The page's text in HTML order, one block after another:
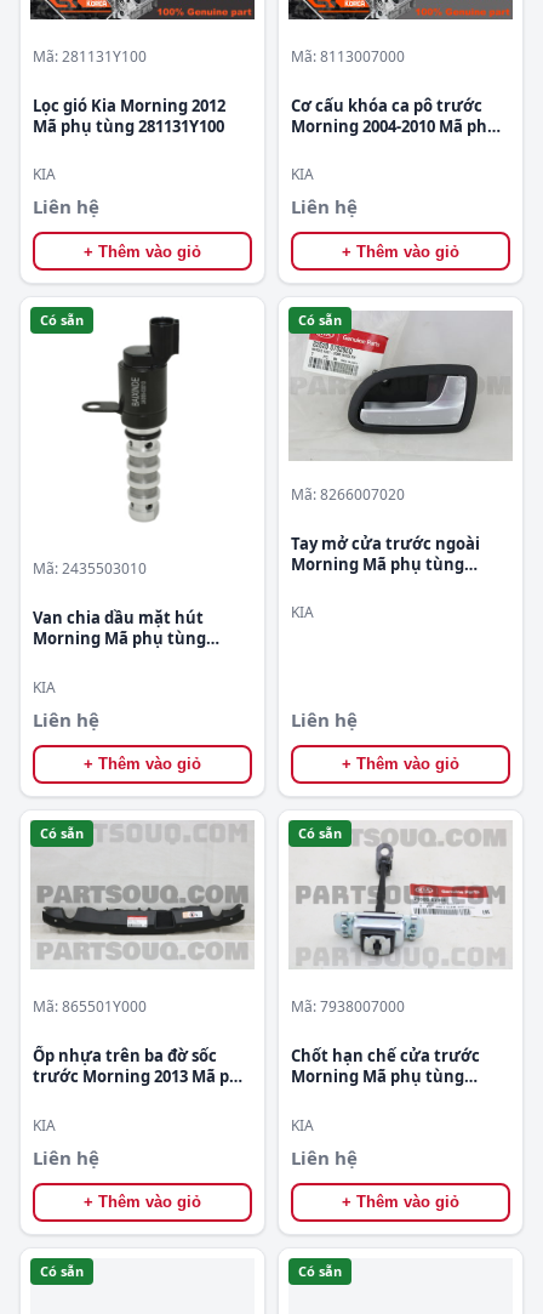
Mã: 281131Y100
Lọc gió Kia Morning 2012
Mã phụ tùng 281131Y100
KIA
Liên hệ
+ Thêm vào giỏ
Mã: 8113007000
Cơ cấu khóa ca pô trước
Morning 2004-2010 Mã phụ
KIA
Liên hệ
+ Thêm vào giỏ
Có sẵn
Mã: 2435503010
Van chia dầu mặt hút
Morning Mã phụ tùng
KIA
Liên hệ
+ Thêm vào giỏ
Có sẵn
Mã: 8266007020
Tay mở cửa trước ngoài
Morning Mã phụ tùng
KIA
Liên hệ
+ Thêm vào giỏ
Có sẵn
Mã: 865501Y000
Ốp nhựa trên ba đờ sốc
trước Morning 2013 Mã phụ
KIA
Liên hệ
+ Thêm vào giỏ
Có sẵn
Mã: 7938007000
Chốt hạn chế cửa trước
Morning Mã phụ tùng
KIA
Liên hệ
+ Thêm vào giỏ
Có sẵn Có sẵn